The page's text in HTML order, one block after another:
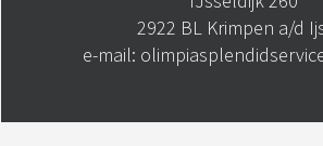
2922 BL Krimpen a/d
e-mail: